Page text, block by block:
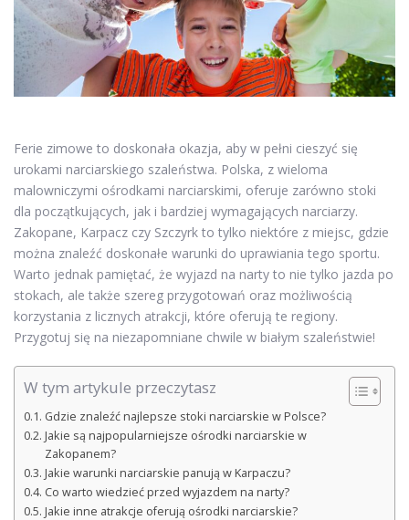
Ferie zimowe to doskonała okazja, aby w pełni cieszyć się
urokami narciarskiego szaleństwa. Polska, z wieloma
malowniczymi ośrodkami narciarskimi, oferuje zarówno stoki
dla początkujących, jak i bardziej wymagających narciarzy.
Zakopane, Karpacz czy Szczyrk to tylko niektóre z miejsc, gdzie
można znaleźć doskonałe warunki do uprawiania tego sportu.
Warto jednak pamiętać, że wyjazd na narty to nie tylko jazda po
stokach, ale także szereg przygotowań oraz możliwością
korzystania z licznych atrakcji, które oferują te regiony.
Przygotuj się na niezapomniane chwile w białym szaleństwie!
W tym artykule przeczytasz
Gdzie znaleźć najlepsze stoki narciarskie w Polsce?
Jakie są najpopularniejsze ośrodki narciarskie w
Zakopanem?
Jakie warunki narciarskie panują w Karpaczu?
Co warto wiedzieć przed wyjazdem na narty?
Jakie inne atrakcje oferują ośrodki narciarskie?